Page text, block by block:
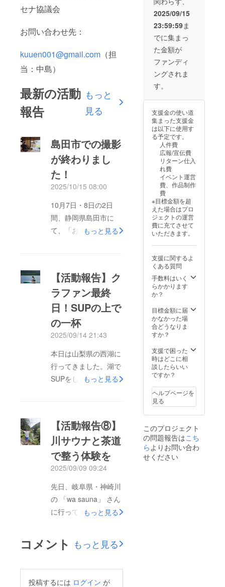
セナ協議会
お問い合わせ先：
kuuen001@gmail.com （担
当：中島）
最新の活動
報告
もっと
見る
島田市での撮影
が終わりまし
た！
2025/10/15 08:00
10月7日・8日の2日
間、静岡県島田市に
て、「お茶の文化を世
画が動き出してから半
年。この間、本当に多
くの方々のご縁と応援
に支えられ、様々な場
所でお茶の魅力を伝え
お茶を通して出会えた
人たち、感じた景色、
積み重ねた一服一服
映像は来年の夏、いよ
いよ公開予定です。島
田の自然や人の温か
さ、そしてお茶が持つ
力をたくさんの方に感
じていただけたら嬉し
いです。この自主制作
をともに盛り上げてく
ださった皆さまへ、心
す。本当にありがとう
ございました。私たち
もっと見る
【活動報告】ク
ラファン最終
日！SUPの上で
の一杯
2025/09/14 21:43
本日は山梨県の西湖に
行ってきました。湖で
SUPをしたり、友人と
そして今回は、SUPの
上でお抹茶を点ててみ
ました。茶室から離れ
ていても、お抹茶をい
き合う時間をつくるこ
とができます。湖の真
ん中で風を感じながら
別でした。クラファン
日。最後の最後まで力
を尽くしてまいりま
もっと見る
【活動報告⑧】
川サウナと茶道
で整う体験を
2025/09/09 09:24
先日、岐阜県・神崎川
の 「wa sauna」 さん
に行ってきました！茶
に“整いの極み”。自然
の中でいただく一服
もっと見る
コメント もっと見る
投稿するには ログイン が
存続す
る限り
掲載 ・
掲載方
法：文
字のみ
です(10
文字以
内)。エ
ンドク
イズの
イメー
ジを、
以下の
リンク
(YouTub
e)に掲
いま
す。お
どのよ
うに表
示され
るかの
参考と
ご覧く
ださ
い。
www.yo
utube.c
v=jkTG
uhRAp
pY ・注
援時、
必ず備
考欄に
掲載を
希望さ
れるお
ご記入
くださ
い。
時と12
時～14
時の２
部制で
す。）
・緑茶
飲み比
べ体験
は、約
40 分の
なって
す。 ・
緑茶
B.I.Y. ス
タンド
体験で
は、事
前に 16
中から
お好き
をお選
びいた
だき、
チケッ
トをス
タンド
ご提示
のう
え、お
楽しみ
茶 B.I.Y.
スタン
ド体験
9:00~1
7:30 ・
緑茶ツ
アーズ
時間に
2 回(毎
時 00 分
と 30
されま
す。
KADOD
E
OOIGA
うに表
示され
るかの
参考と
して、
ご覧く
ださ
い。
https://
om/wat
v=jkTG
uhRAp
pY ・注
意事
項：支
援時、
必ず備
掲載を
希望さ
名前を
ご記入
くださ
い。
字。エ
ンドク
レジッ
トでの
文字/ロ
ゴサイ
ズのイ
メージ
を、以
(YouTub
載して
いま
す。お
名前が
どのよ
うに表
示され
参考と
して、
ださ
い。
https://
www.yo
utube.c
om/wat
v=jkTG
uhRAp
pY ・注
意事
項：支
必ず備
考欄に
掲載を
希望さ
名前を
ご記入
くださ
い。ロ
ナーな
どの画
像の受
ては、
プロ
ジェク
ト終了
後にお
さい。
・支援
者様と
の連絡
方法：
詳細は
メール
で連絡
しま
期間：
存続す
る限り
掲載 ・
掲載方
法：ロ
ゴまた
は文
ンドク
レジッ
文字/ロ
ゴサイ
ズのイ
メージ
を、以
下のリ
(YouTub
e)に掲
載して
いま
す。お
どのよ
うに表
示され
るかの
して、
ご覧く
ださ
い。
www.yo
utube.c
om/wat
uhRAp
pY ・注
意事
項：支
援時、
(大)※2
※1 2025
年10月1
日
（水）
〜2026
年7月31
日
（金）
内近郊
うあな
ただけ
の茶会
を開催
いたし
ます。
具体的
につい
ては、
さまと
メール
でご相
談の上
決定さ
せてい
ます。
※2 ・掲
載期
間：映
像が存
限り掲
載 ・掲
載方
法：ロ
は文
字。エ
ンドク
レジッ
文字/ロ
ゴサイ
ズのイ
下のリ
ンク
(YouTub
e)に掲
載して
2025/09/15
23:59:59ま
でに集まっ
た金額が
ファンディ
ングされま
す。
支援金の使い道
集まった支援金
は以下に使用す
る予定です。
人件費
広報/宣伝費
リターン仕入
れ費
イベント運営
費、作品制作
費
※目標金額を超
えた場合はプロ
ジェクトの運営
費に充てさせて
いただきます。
支援に関するよ
くある質問
手数料はいく
らかかります
か？
目標金額に届
かなかった場
合どうなりま
すか？
支援で困った
時はどこに相
談したらいい
ですか？
ヘルプページを
見る
このプロジェクト
の問題報告はこち
ら よりお問い合わ
せください